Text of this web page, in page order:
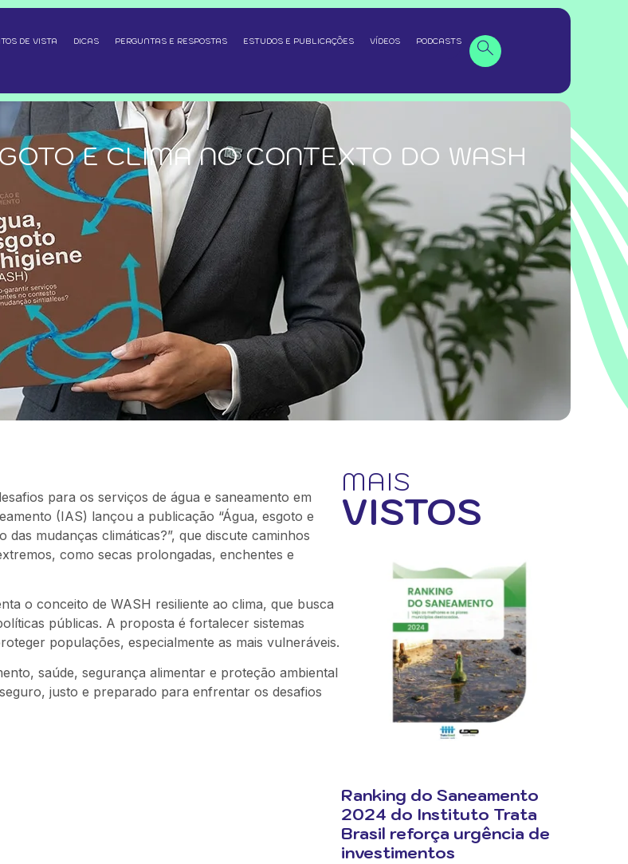
DE VISTA DICAS PERGUNTAS E RESPOSTAS ESTUDOS E PUBLICAÇÕES VÍDEOS PODCASTS
E CLIMA NO CONTEXTO DO WASH
para os serviços de água e saneamento em
(IAS) lançou a publicação “Água, esgoto e
mudanças climáticas?”, que discute caminhos
como secas prolongadas, enchentes e
o conceito de WASH resiliente ao clima, que busca
públicas. A proposta é fortalecer sistemas
populações, especialmente as mais vulneráveis.
saúde, segurança alimentar e proteção ambiental
justo e preparado para enfrentar os desafios
MAIS
VISTOS
Ranking do Saneamento
2024 do Instituto Trata
Brasil reforça urgência de
investimentos